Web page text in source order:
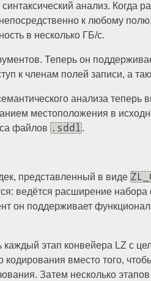
анализ. Когда
к любому
в несколько ГБ/с.
Теперь он
к членам полей записи, а
анализа
местоположения в
файлов .sddl.
представленный в виде
ведётся расширение
он поддерживает
этап конвейера LZ с
кодирования вместо того,
Затем несколько